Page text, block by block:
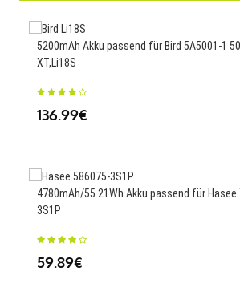
5200mAh Akku passend für Bird 5A5001-1
XT,Li18S
136.99€
4780mAh/55.21Wh Akku passend für Hasee
3S1P
59.89€